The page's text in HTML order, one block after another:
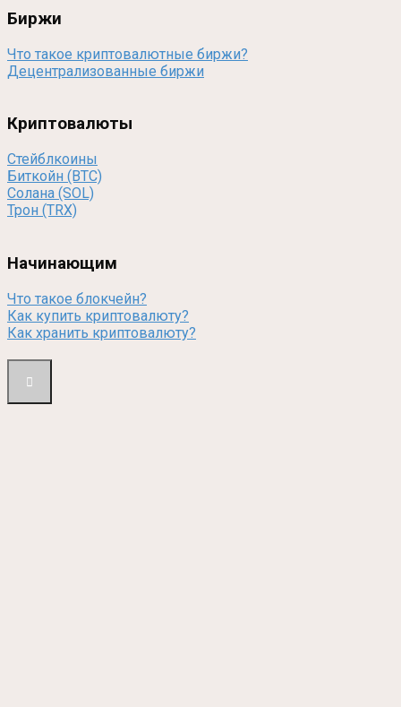
Биржи
Что такое криптовалютные биржи?
Децентрализованные биржи
Криптовалюты
Стейблкоины
Биткойн (BTC)
Солана (SOL)
Трон (TRX)
Начинающим
Что такое блокчейн?
Как купить криптовалюту?
Как хранить криптовалюту?